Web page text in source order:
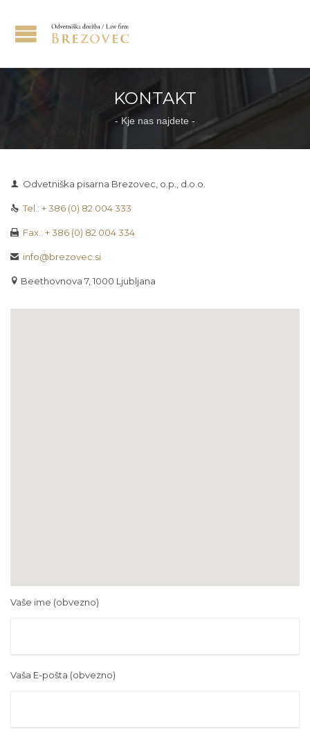
KONTAKT
- Kje nas najdete -
 Odvetniška pisarna Brezovec, o.p., d.o.o.
 Tel.: + 386 (0) 82 004 333
 Fax.: + 386 (0) 82 004 334
 info@brezovec.si
 Beethovnova 7, 1000 Ljubljana
Vaše ime (obvezno)
Vaša E-pošta (obvezno)